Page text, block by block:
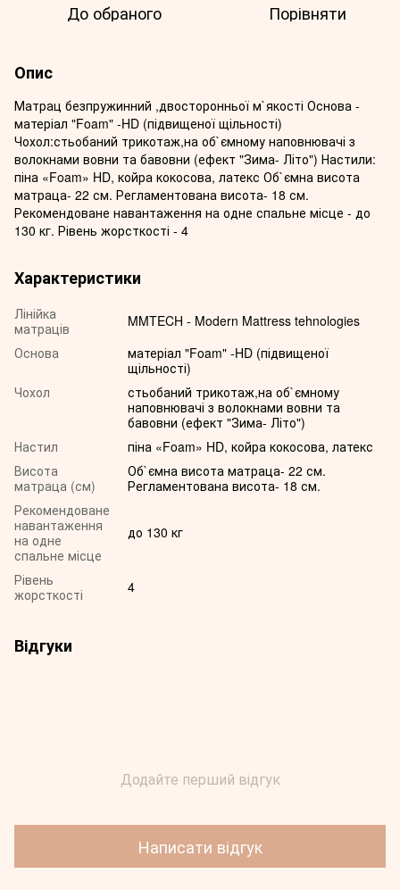
До обраного Порівняти
Опис
Матрац безпружинний ,двосторонньої м`якості Основа -
матеріал "Foam" -HD (підвищеної щільності)
Чохол:стьобаний трикотаж,на об`ємному наповнювачі з
волокнами вовни та бавовни (ефект "Зима- Літо") Настили:
піна «Foam» HD, койра кокосова, латекс Об`ємна висота
матраца- 22 см. Регламентована висота- 18 см.
Рекомендоване навантаження на одне спальне місце - до
130 кг. Рівень жорсткості - 4
Характеристики
Лінійка
матраців
MMTECH - Modern Mattress tehnologies
Основа
матеріал "Foam" -HD (підвищеної
щільності)
Чохол
стьобаний трикотаж,на об`ємному
наповнювачі з волокнами вовни та
бавовни (ефект "Зима- Літо")
Настил
піна «Foam» HD, койра кокосова, латекс
Висота
матраца (см)
Об`ємна висота матраца- 22 см.
Регламентована висота- 18 см.
Рекомендоване
навантаження
на одне
спальне місце
до 130 кг
Рівень
жорсткості
4
Відгуки
Додайте перший відгук
Написати відгук